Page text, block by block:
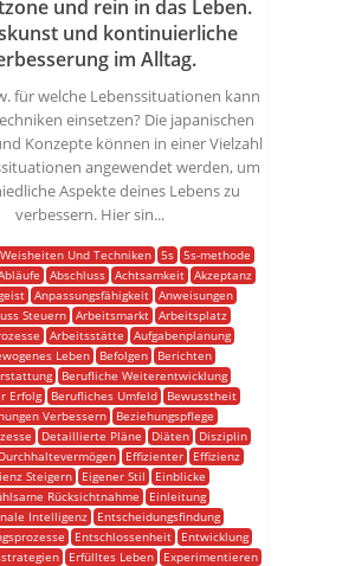
und rein in das Leben.
und kontinuierliche
im Alltag.
für welche Lebenssituationen kann
einsetzen? Die japanischen
Konzepte können in einer Vielzahl
angewendet werden, um
Aspekte deines Lebens zu
verbessern. Hier sin...
Und Techniken 5s 5s-methode
Abschluss Achtsamkeit
Akzeptanz
Anpassungsfähigkeit
Anweisungen
Steuern Arbeitsmarkt Arbeitsplatz
Arbeitsstätte
Aufgabenplanung
Leben
Befolgen
Berichten
Berufliche Weiterentwicklung
Erfolg
Berufliches Umfeld
Bewusstheit
Verbessern
Beziehungspflege
Detaillierte Pläne Diäten
Disziplin
Durchhaltevermögen Effizienter
Effizienz
Steigern
Eigener Stil
Einblicke
Rücksichtnahme
Einleitung
Intelligenz
Entscheidungsfindung
Entschlossenheit
Entwicklung
Erfülltes Leben
Experimentieren